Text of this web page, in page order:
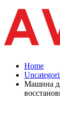
Home
Машина